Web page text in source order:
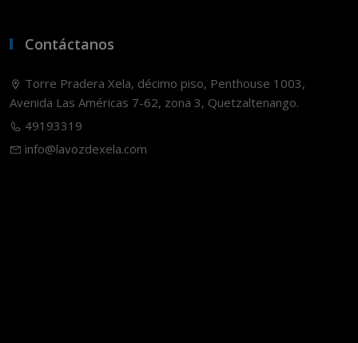
Contáctanos
Torre Pradera Xela, décimo piso, Penthouse 1003,
Avenida Las Américas 7-62, zona 3, Quetzaltenango.
49193319
info@lavozdexela.com